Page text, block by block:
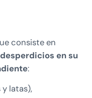
consiste en
en su
:
latas),